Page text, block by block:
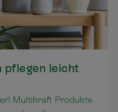
pflegen leicht
Multikraft Produkte